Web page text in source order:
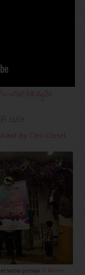
OLEH
By Cleo Closet
penaja G Adore